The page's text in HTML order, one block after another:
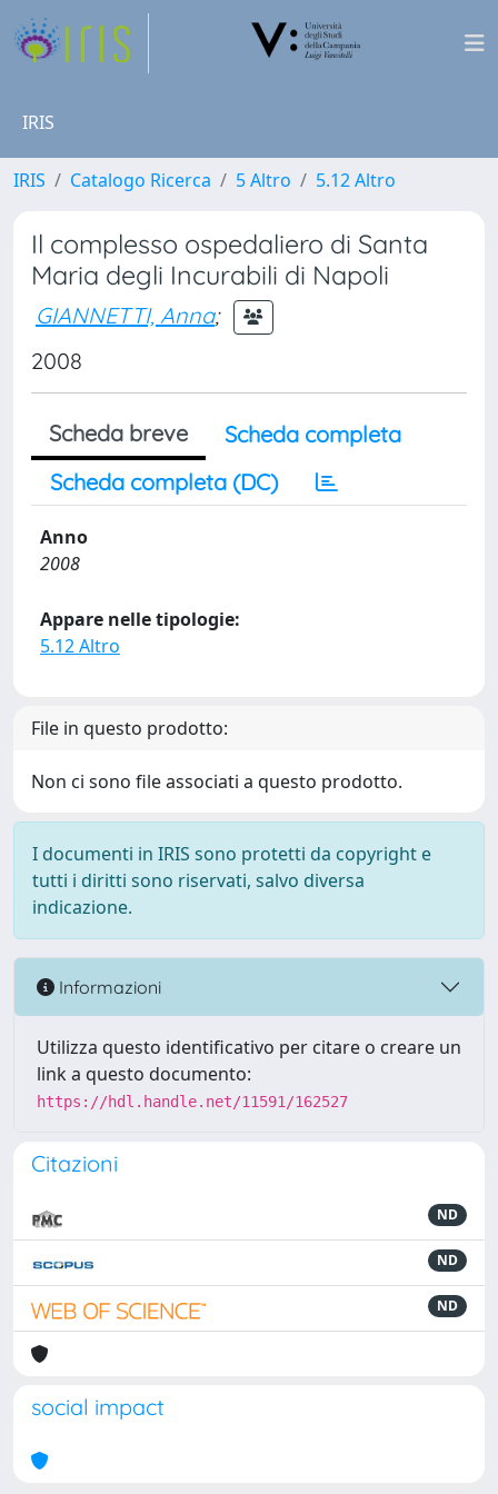
IRIS
IRIS Catalogo Ricerca 5 Altro 5.12 Altro
Il complesso ospedaliero di Santa
Maria degli Incurabili di Napoli
GIANNETTI, Anna;
2008
Scheda breve
Scheda completa
Scheda completa (DC)
Anno
2008
Appare nelle tipologie:
5.12 Altro
File in questo prodotto:
Non ci sono file associati a questo prodotto.
I documenti in IRIS sono protetti da copyright e
tutti i diritti sono riservati, salvo diversa
indicazione.
Informazioni
Utilizza questo identificativo per citare o creare un
link a questo documento:
https://hdl.handle.net/11591/162527
Citazioni
ND
ND
ND
social impact